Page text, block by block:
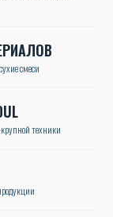
смеси
техники